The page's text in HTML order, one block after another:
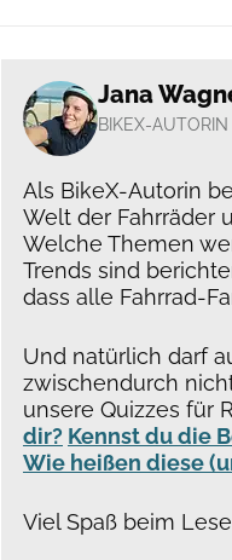
Jana
BIKEX-AUTORIN
Als BikeX-Autorin
Welt der Fahrräder
Welche Themen
Trends sind
dass alle Fahrrad-
Und natürlich darf
zwischendurch
unsere Quizzes für
dir? Kennst du die
Wie heißen diese
Viel Spaß beim